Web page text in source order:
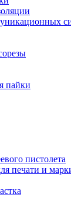
пайки
пистолета
печати и